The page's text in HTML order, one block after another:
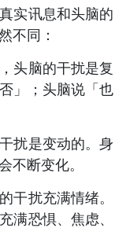
实讯息和头脑的
不同：
头脑的干扰是复
」；头脑说「也
扰是变动的。身
不断变化。
干扰充满情绪。
满恐惧、焦虑、